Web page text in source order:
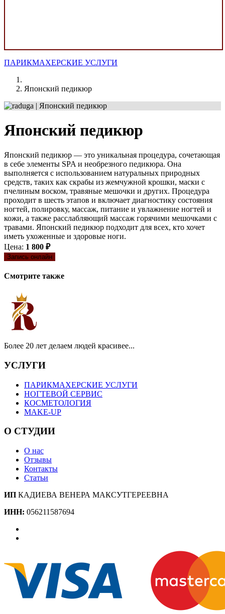
ПАРИКМАХЕРСКИЕ УСЛУГИ
Японский педикюр
Японский педикюр
Японский педикюр — это уникальная процедура, сочетающая
в себе элементы SPA и необрезного педикюра. Она
выполняется с использованием натуральных природных
средств, таких как скрабы из жемчужной крошки, маски с
пчелиным воском, травяные мешочки и других. Процедура
проходит в шесть этапов и включает диагностику состояния
ногтей, полировку, массаж, питание и увлажнение ногтей и
кожи, а также расслабляющий массаж горячими мешочками с
травами. Японский педикюр подходит для всех, кто хочет
иметь ухоженные и здоровые ноги.
Цена: 1 800 ₽
Запись онлайн
Смотрите также
Более 20 лет делаем людей красивее...
УСЛУГИ
ПАРИКМАХЕРСКИЕ УСЛУГИ
НОГТЕВОЙ СЕРВИС
КОСМЕТОЛОГИЯ
MAKE-UP
О СТУДИИ
О нас
Отзывы
Контакты
Статьи
ИП КАДИЕВА ВЕНЕРА МАКСУТГЕРЕЕВНА
ИНН: 056211587694